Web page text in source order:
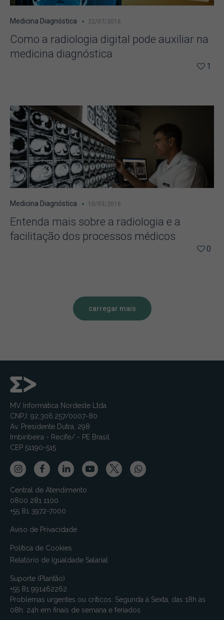
Medicina Diagnóstica 22/07/2016
Como a radiologia digital pode auxiliar na
medicina diagnóstica
1
Medicina Diagnóstica 10/03/2016
Entenda mais sobre a radiologia e a
facilitação dos processos médicos
0
carregar mais
MV Informática Nordeste Ltda
CNPJ: 92.306.257/0007-80
Av. Presidente Dutra, 298
Imbiribeira - Recife/ - PE Brasil
CEP 51190-515
Central de Atendimento
0800 281 1100
+55 81 3972-7000
Aviso de Privacidade
Política de Cookies
Relatório de Igualdade Salarial
Suporte (Plantão)
+55 81 991462262
Problemas urgentes ou críticos: Segunda à Sexta, das 18h às
08h. 24h em finais de semana e feriados